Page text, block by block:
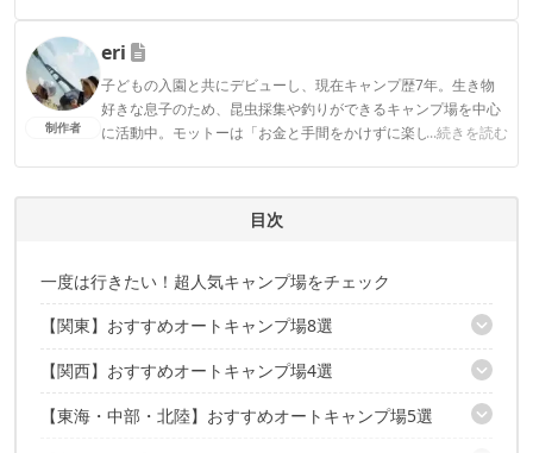
CAMP HACK編集部のプロフィール
制作者
eri
子どもの入園と共にデビューし、現在キャンプ歴7年。生き物
好きな息子のため、昆虫採集や釣りができるキャンプ場を中心
に活動中。モットーは「お金と手間をかけずに楽しく！」とい
...続きを読む
目次
一度は行きたい！超人気キャンプ場をチェック
【関東】おすすめオートキャンプ場8選
清水公園キャンプ場
日光だいや川公園オートキャンプ場
満願ビレッジオートキャンプ場
【関西】おすすめオートキャンプ場4選
久多の里オートキャンプ場
【東海・中部・北陸】おすすめオートキャンプ場5選